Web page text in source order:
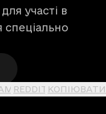
участі в
спеціально
REDDIT КОПІЮВАТИ